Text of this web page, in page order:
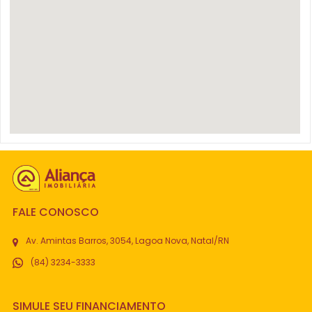
FALE CONOSCO
Av. Amintas Barros, 3054, Lagoa Nova, Natal/RN
(84) 3234-3333
SIMULE SEU FINANCIAMENTO